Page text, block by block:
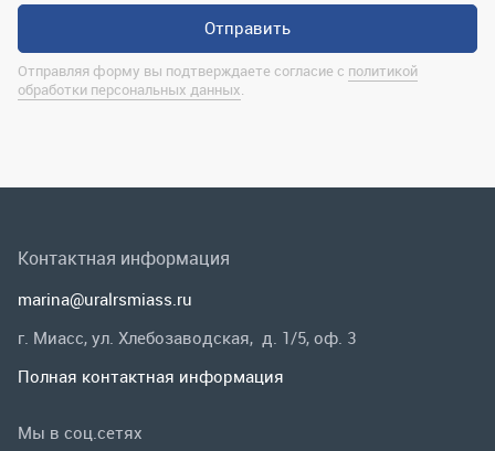
Контактная информация
marina@uralrsmiass.ru
Заказать звонок